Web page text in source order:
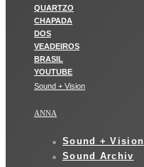
Sound + Vision
ANNA
Sound + Vision
Sound Archiv